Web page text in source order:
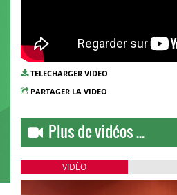
TELECHARGER VIDEO
PARTAGER LA VIDEO
Plus de vidéos ...
VIDÉO